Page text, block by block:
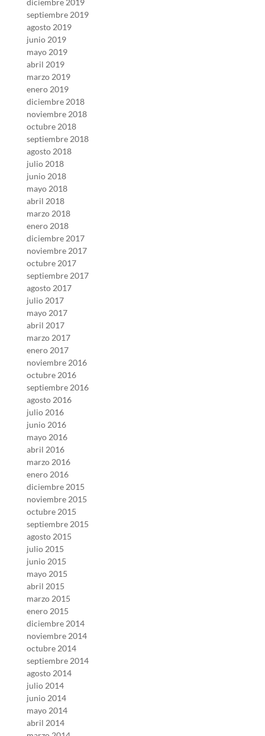
diciembre 2019
septiembre 2019
agosto 2019
junio 2019
mayo 2019
abril 2019
marzo 2019
enero 2019
diciembre 2018
noviembre 2018
octubre 2018
septiembre 2018
agosto 2018
julio 2018
junio 2018
mayo 2018
abril 2018
marzo 2018
enero 2018
diciembre 2017
noviembre 2017
octubre 2017
septiembre 2017
agosto 2017
julio 2017
mayo 2017
abril 2017
marzo 2017
enero 2017
noviembre 2016
octubre 2016
septiembre 2016
agosto 2016
julio 2016
junio 2016
mayo 2016
abril 2016
marzo 2016
enero 2016
diciembre 2015
noviembre 2015
octubre 2015
septiembre 2015
agosto 2015
julio 2015
junio 2015
mayo 2015
abril 2015
marzo 2015
enero 2015
diciembre 2014
noviembre 2014
octubre 2014
septiembre 2014
agosto 2014
julio 2014
junio 2014
mayo 2014
abril 2014